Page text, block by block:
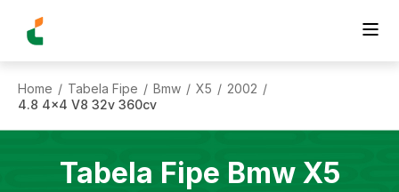
Home / Tabela Fipe / Bmw / X5 / 2002 /
4.8 4x4 V8 32v 360cv
Tabela Fipe Bmw X5